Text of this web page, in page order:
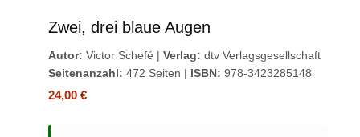
Zwei, drei blaue Augen
Autor: Victor Schefé | Verlag: dtv Verlagsgesellschaft
Seitenanzahl: 472 Seiten | ISBN: 978-3423285148
24,00 €